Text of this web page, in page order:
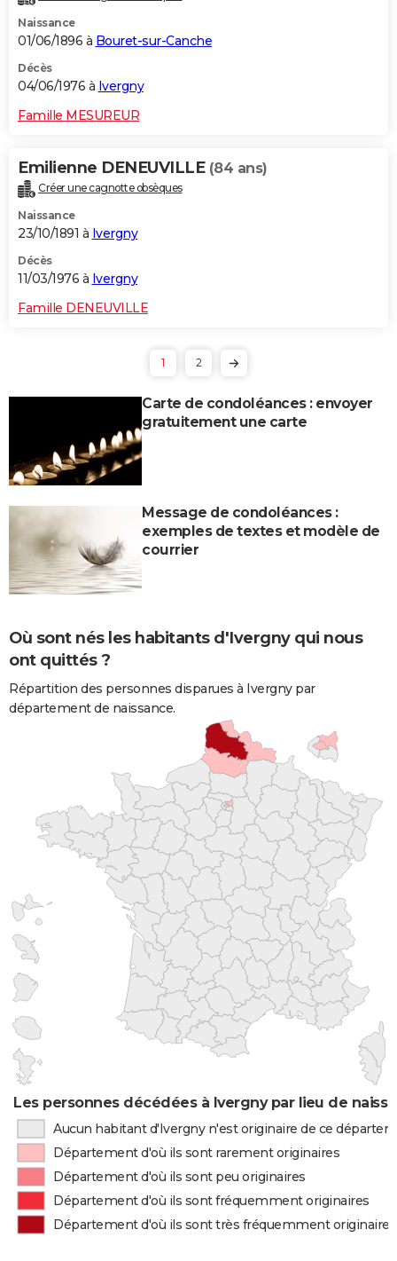
Naissance
01/06/1896 à Bouret-sur-Canche
Décès
04/06/1976 à Ivergny
Famille MESUREUR
Emilienne DENEUVILLE (84 ans)
Créer une cagnotte obsèques
Naissance
23/10/1891 à Ivergny
Décès
11/03/1976 à Ivergny
Famille DENEUVILLE
1 2
Carte de condoléances : envoyer
gratuitement une carte
Message de condoléances :
exemples de textes et modèle de
courrier
Où sont nés les habitants d'Ivergny qui nous
ont quittés ?
Répartition des personnes disparues à Ivergny par
département de naissance.
Les personnes décédées à Ivergny par lieu de
Aucun habitant d'Ivergny n'est originaire de ce
Département d'où ils sont rarement originaires
Département d'où ils sont peu originaires
Département d'où ils sont fréquemment originaires
Département d'où ils sont très fréquemment originaires